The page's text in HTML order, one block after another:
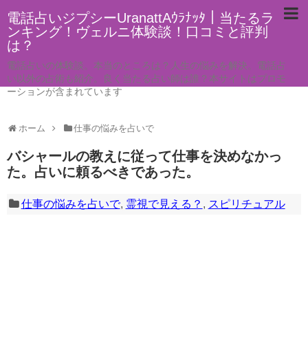
電話占いジプシーUranattAｳﾗﾅｯﾀ｜当たるラ
ンキング！ヴェルニ体験談！口コミと評判
は？
電話占いの体験談。本当のところは？人生の悩みを解決。電話占
い以外の占術も紹介。良く当たる占い師は誰？本サイトはプロモ
ーションが含まれています
ホーム 仕事の悩みを占いで
バシャールの教えに従って仕事を決めなかっ
た。占いに頼るべきであった。
仕事の悩みを占いで, 霊視で見える？ , スピリチュアル